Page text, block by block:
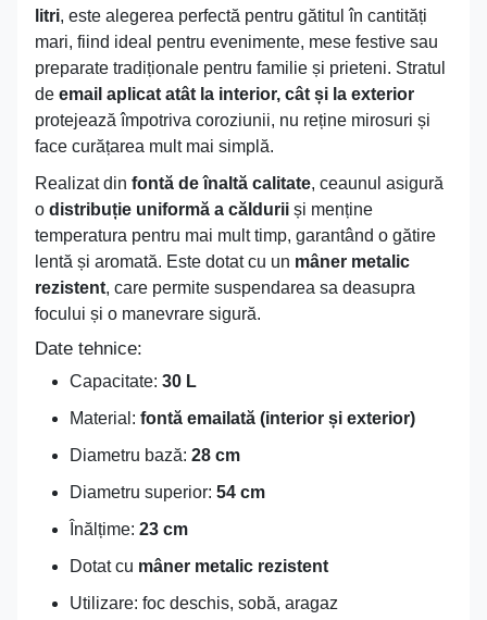
litri, este alegerea perfectă pentru gătitul în cantități
mari, fiind ideal pentru evenimente, mese festive sau
preparate tradiționale pentru familie și prieteni. Stratul
de email aplicat atât la interior, cât și la exterior
protejează împotriva coroziunii, nu reține mirosuri și
face curățarea mult mai simplă.
Realizat din fontă de înaltă calitate, ceaunul asigură
o distribuție uniformă a căldurii și menține
temperatura pentru mai mult timp, garantând o gătire
lentă și aromată. Este dotat cu un mâner metalic
rezistent, care permite suspendarea sa deasupra
focului și o manevrare sigură.
Date tehnice:
Capacitate: 30 L
Material: fontă emailată (interior și exterior)
Diametru bază: 28 cm
Diametru superior: 54 cm
Înălțime: 23 cm
Dotat cu mâner metalic rezistent
Utilizare: foc deschis, sobă, aragaz